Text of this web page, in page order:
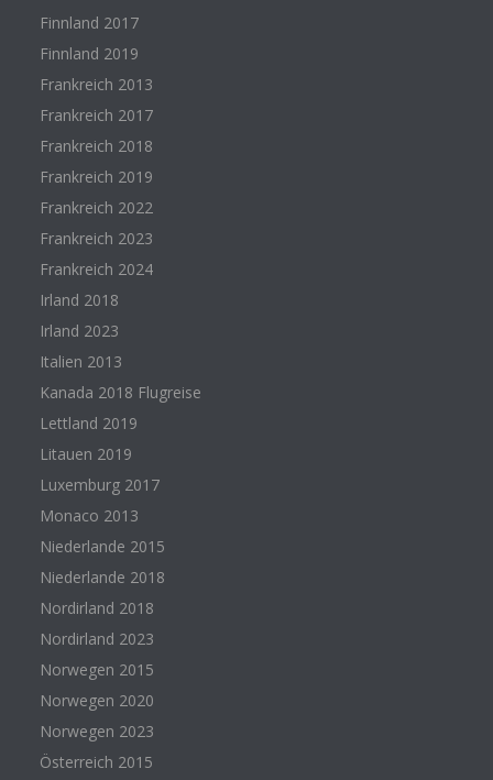
Finnland 2017
Finnland 2019
Frankreich 2013
Frankreich 2017
Frankreich 2018
Frankreich 2019
Frankreich 2022
Frankreich 2023
Frankreich 2024
Irland 2018
Irland 2023
Italien 2013
Kanada 2018 Flugreise
Lettland 2019
Litauen 2019
Luxemburg 2017
Monaco 2013
Niederlande 2015
Niederlande 2018
Nordirland 2018
Nordirland 2023
Norwegen 2015
Norwegen 2020
Norwegen 2023
Österreich 2015